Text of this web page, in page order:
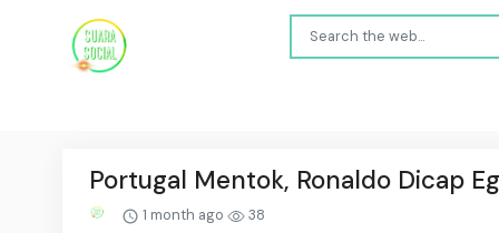
Portugal Mentok, Ronaldo Dicap
1 month ago 38